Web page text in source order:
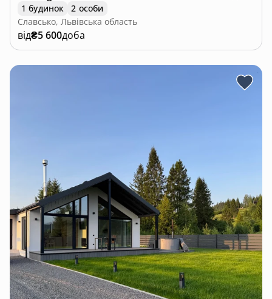
1 будинок
2 особи
Славсько, Львівська область
від₴5 600доба